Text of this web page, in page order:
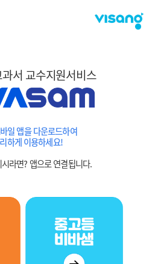
서 교수지원서비스
일 앱을 다운로드하여
하게 이용하세요!
라면? 앱으로 연결됩니다.